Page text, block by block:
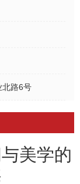
北路6号
美学的